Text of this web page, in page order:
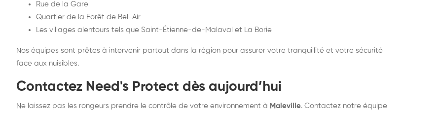
Rue de la Gare
Quartier de la Forêt de Bel-Air
Les villages alentours tels que Saint-Étienne-de-Malaval et La Borie
Nos équipes sont prêtes à intervenir partout dans la région pour assurer votre tranquillité et votre sécurité
face aux nuisibles.
Contactez Need's Protect dès aujourd’hui
Ne laissez pas les rongeurs prendre le contrôle de votre environnement à Maleville. Contactez notre équipe